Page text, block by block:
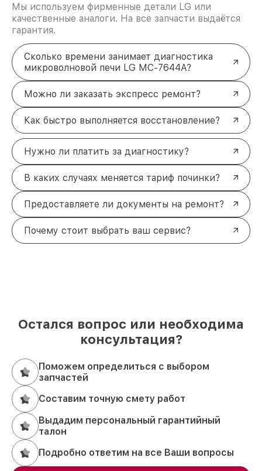
Мы используем фирменные детали LG или
качественные аналоги. На все запчасти выдаётся
гарантия.
Сколько времени занимает диагностика
микроволновой печи LG MC-7644A?
Можно ли заказать экспресс ремонт?
Как быстро выполняется восстановление?
Нужно ли платить за диагностику?
В каких случаях меняется тариф починки?
Предоставляете ли документы на ремонт?
Почему стоит выбрать ваш сервис?
Остался вопрос или необходима
консультация?
Поможем определиться с выбором
запчастей
Составим точную смету работ
Выдадим персональный гарантийный
талон
Подробно ответим на все Ваши вопросы